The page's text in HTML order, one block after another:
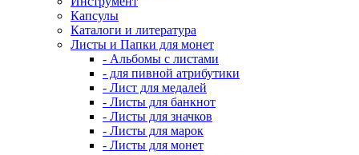
Капсулы
Каталоги и литература
Листы и Папки для монет
- Альбомы с листами
- для пивной атрибутики
- Лист для медалей
- Листы для банкнот
- Листы для значков
- Листы для марок
- Листы для монет